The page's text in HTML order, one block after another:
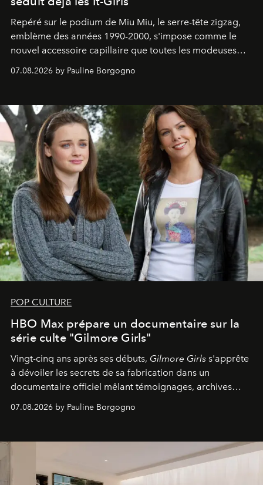
Repéré sur le podium de Miu Miu, le serre-tête zigzag,
emblème des années 1990-2000, s'impose comme le
nouvel accessoire capillaire que toutes les modeuses
s'arrachent déjà.
07.08.2026 by Pauline Borgogno
POP CULTURE
HBO Max prépare un documentaire sur la
série culte "Gilmore Girls"
Vingt-cinq ans après ses débuts, Gilmore Girls s'apprête
à dévoiler les secrets de sa fabrication dans un
documentaire officiel mêlant témoignages, archives
inédites et plongée dans les coulisses d'un phénomène
générationnel.
07.08.2026 by Pauline Borgogno